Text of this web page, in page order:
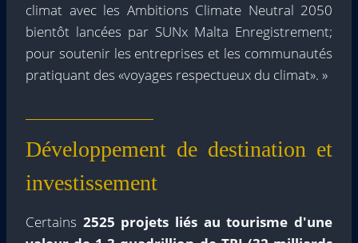
climat avec les Ambitions Climate Neutral 2050
bientôt lancées par SUNx Malta Enregistrement;
pour soutenir les entreprises et les communautés
pratiquant des «voyages respectueux du climat». »
Développement de destination et
investissement
Certains 2525 projets liés au tourisme d'une